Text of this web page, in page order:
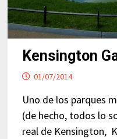
Kensington
01/07/2014
Uno de los parques
(de hecho, todos lo
real de Kensington,